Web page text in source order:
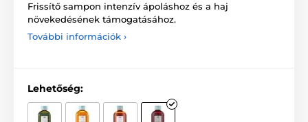
Frissítő sampon intenzív ápoláshoz és a haj
növekedésének támogatásához.
További információk ›
Lehetőség: